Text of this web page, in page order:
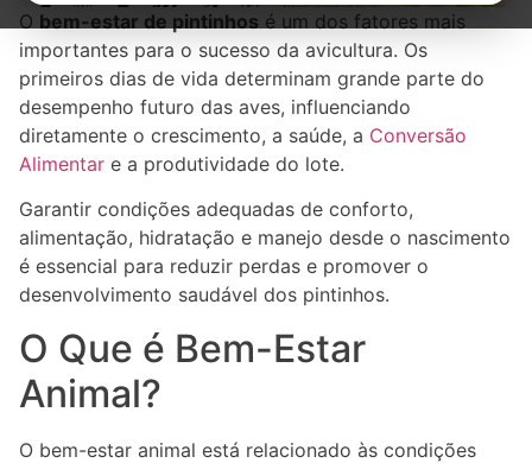
O bem-estar de pintinhos é um dos fatores mais
importantes para o sucesso da avicultura. Os
primeiros dias de vida determinam grande parte do
desempenho futuro das aves, influenciando
diretamente o crescimento, a saúde, a Conversão
Alimentar e a produtividade do lote.
Garantir condições adequadas de conforto,
alimentação, hidratação e manejo desde o nascimento
é essencial para reduzir perdas e promover o
desenvolvimento saudável dos pintinhos.
O Que é Bem-Estar
Animal?
O bem-estar animal está relacionado às condições